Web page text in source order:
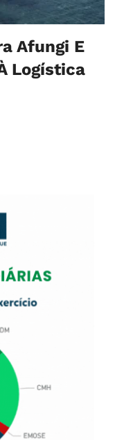
Afungi E
Logística